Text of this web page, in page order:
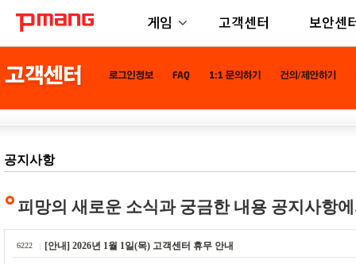
게임 고객센터 보안센
공지사항
피망의 새로운 소식과 궁금한 내용 공지사항
6222 [안내] 2026년 1월 1일(목) 고객센터 휴무 안내